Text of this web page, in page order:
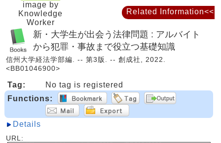
image by
Knowledge
Worker
新・大学生が出会う法律問題 : アルバイト
から犯罪・事故まで役立つ基礎知識
信州大学経法学部編. -- 第3版. -- 創成社, 2022.
<BB01046900>
Tag:
No tag is registered
Functions:
Details
URL:
Related Information<<